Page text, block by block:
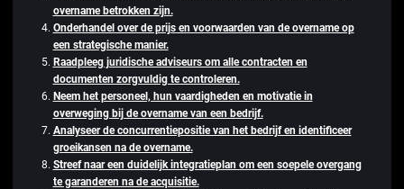
overname betrokken zijn.
Onderhandel over de prijs en voorwaarden van de overname op
een strategische manier.
Raadpleeg juridische adviseurs om alle contracten en
documenten zorgvuldig te controleren.
Neem het personeel, hun vaardigheden en motivatie in
overweging bij de overname van een bedrijf.
Analyseer de concurrentiepositie van het bedrijf en identificeer
groeikansen na de overname.
Streef naar een duidelijk integratieplan om een soepele overgang
te garanderen na de acquisitie.